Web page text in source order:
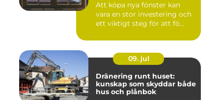
Att köpa nya fönster kan
vara en stor investering och
ett viktigt steg för att fö...
09. jul
Dränering runt huset:
kunskap som skyddar både
hus och plånbok